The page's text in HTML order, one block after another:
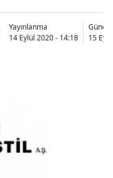
Yayınlanma
14 Eylül 2020 - 14:18
15